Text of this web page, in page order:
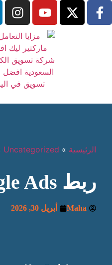
الرئيسية »
Uncategorized
ربط Google Ads مع Google Analytics لتعزيز مبيعاتك في اليمن
Maha أبريل 30, 2026